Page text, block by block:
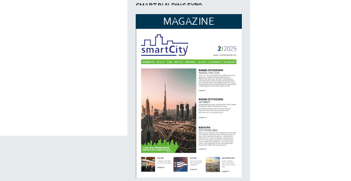
SMART BUILDING EXPO
ECOMONDO
DAL 03-11-2026 AL 06-11-2026,
NETZERO MILAN - EXPO SUMMIT
DAL 20-10-2026 AL 22-10-2026,
MAGAZINE